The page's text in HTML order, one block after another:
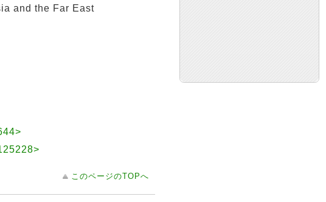
and the Far East
このページのTOPへ